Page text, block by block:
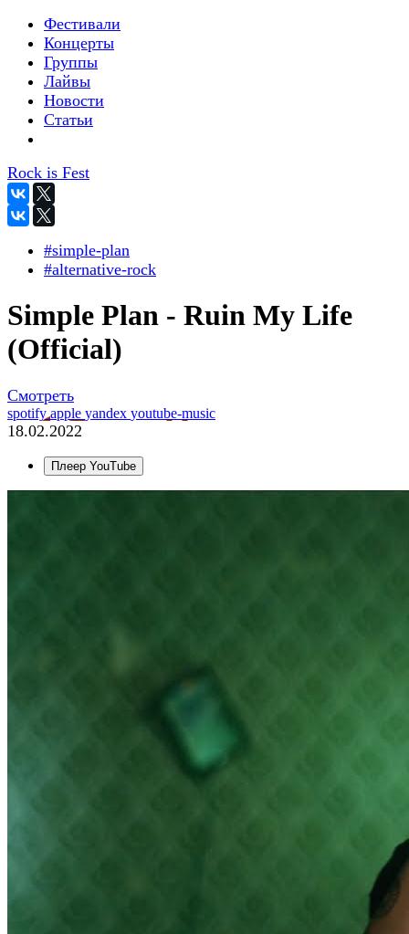
Фестивали
Концерты
Группы
Лайвы
Новости
Статьи
Rock is Fest
#simple-plan
#alternative-rock
Simple Plan - Ruin My Life
(Official)
Смотреть
spotifyapple yandex youtube-music
18.02.2022
Плеер YouTube